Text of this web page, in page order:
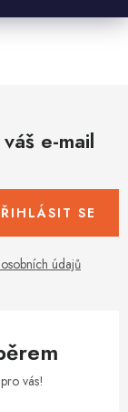
e-mail
údajů
SE
vás!